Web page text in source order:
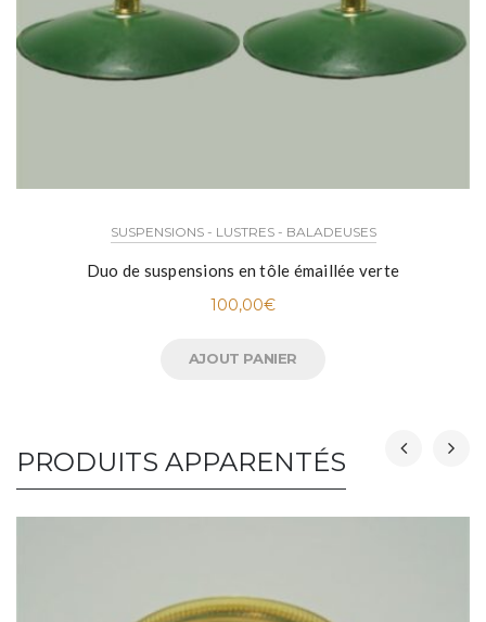
SUSPENSIONS - LUSTRES - BALADEUSES
Duo de suspensions en tôle émaillée verte
100,00€
AJOUT PANIER
PRODUITS APPARENTÉS